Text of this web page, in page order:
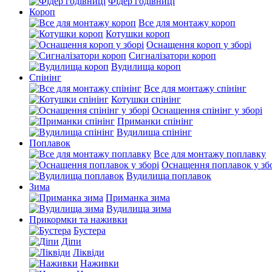
Короп
Все для монтажу короп
Котушки короп
Оснащення короп у зборі
Сигналізатори короп
Вудилища короп
Спінінг
Все для монтажу спінінг
Котушки спінінг
Оснащення спінінг у зборі
Приманки спінінг
Вудилища спінінг
Поплавок
Все для монтажу поплавку
Оснащення поплавок у
Вудилища поплавок
Зима
Приманка зима
Вудилища зима
Прикормки та наживки
Бустера
Діпи
Ліквіди
Наживки